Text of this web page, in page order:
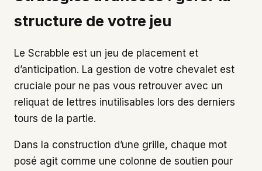
structure de votre jeu
Le Scrabble est un jeu de placement et
d’anticipation. La gestion de votre chevalet est
cruciale pour ne pas vous retrouver avec un
reliquat de lettres inutilisables lors des derniers
tours de la partie.
Dans la construction d’une grille, chaque mot
posé agit comme une colonne de soutien pour